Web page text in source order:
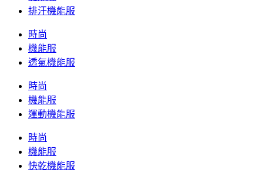
排汗機能服
時尚
機能服
透氣機能服
時尚
機能服
運動機能服
時尚
機能服
快乾機能服